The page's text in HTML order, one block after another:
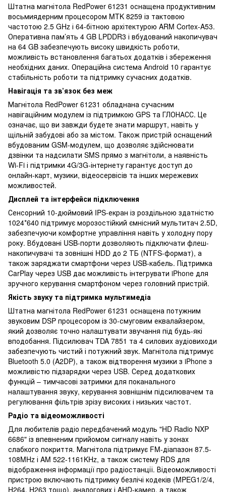
Штатна магнітола RedPower 61231 оснащена продуктивним
восьмиядерним процесором MTK 8259 із тактовою
частотою 2.5 GHz і 64-бітною архітектурою ARM Cortex-A53.
Оперативна пам’ять 4 GB LPDDR3 і вбудований накопичувач
на 64 GB забезпечують високу швидкість роботи,
можливість встановлення багатьох додатків і збереження
необхідних даних. Операційна система Android 10 гарантує
стабільність роботи та підтримку сучасних додатків.
Навігація та зв’язок без меж
Магнітола RedPower 61231 обладнана сучасним
навігаційним модулем із підтримкою GPS та ГЛОНАСС. Це
означає, що ви завжди будете знати маршрут, навіть у
щільній забудові або за містом. Також пристрій оснащений
вбудованим GSM-модулем, що дозволяє здійснювати
дзвінки та надсилати SMS прямо з магнітоли, а наявність
Wi-Fi і підтримки 4G/3G-інтернету гарантує доступ до
онлайн-карт, музики, відеосервісів та інших мережевих
можливостей.
Дисплей та інтерфейси підключення
Сенсорний 10-дюймовий IPS-екран із роздільною здатністю
1024*640 підтримує морозостійкий ємнісний мультитач 2.5D,
забезпечуючи комфортне управління навіть у холодну пору
року. Вбудовані USB-порти дозволяють підключати флеш-
накопичувачі та зовнішні HDD до 2 ТБ (NTFS-формат), а
також заряджати смартфони через USB-кабель. Підтримка
CarPlay через USB дає можливість інтегрувати iPhone для
зручного керування смартфоном через головний пристрій.
Якість звуку та підтримка мультимедіа
Штатна магнітола RedPower 61231 оснащена потужним
звуковим DSP процесором із 30-смуговим еквалайзером,
який дозволяє точно налаштувати звучання під будь-які
вподобання. Підсилювач TDA 7851 та 4 силових аудіовиходи
забезпечують чистий і потужний звук. Магнітола підтримує
Bluetooth 5.0 (A2DP), а також відтворення музики з iPhone з
можливістю підзарядки через USB. Серед додаткових
функцій – тимчасові затримки для поканального
налаштування звуку, керування зовнішнім підсилювачем та
регулювання фільтрів зрізу високих і низьких частот.
Радіо та відеоможливості
Для любителів радіо передбачений модуль "HD Radio NXP
6686" із впевненим прийомом сигналу навіть у зонах
слабкого покриття. Магнітола підтримує FM-діапазон 87.5-
108MHz і AM 522-1161KHz, а також систему RDS для
відображення інформації про радіостанції. Відеоможливості
пристрою включають підтримку безлічі кодеків (MPEG1/2/4,
H264, H263 тощо), аналогових і AHD-камер, а також